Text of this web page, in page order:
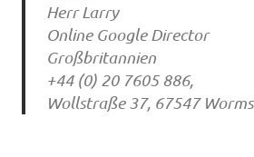
Herr Larry
Online Google Director
Großbritannien
+44 (0) 20 7605 886,
Wollstraße 37, 67547 Worms